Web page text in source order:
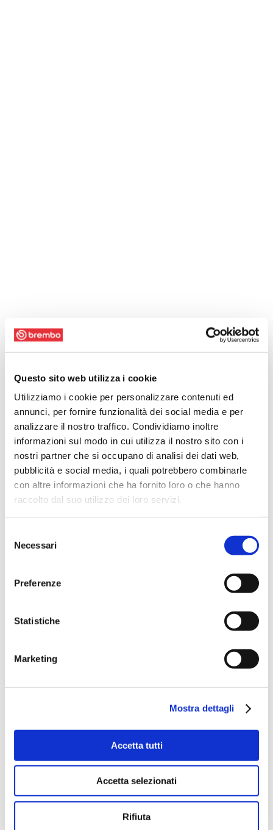
Questo sito web utilizza i cookie
Utilizziamo i cookie per personalizzare contenuti ed
annunci, per fornire funzionalità dei social media e per
analizzare il nostro traffico. Condividiamo inoltre
informazioni sul modo in cui utilizza il nostro sito con i
nostri partner che si occupano di analisi dei dati web,
pubblicità e social media, i quali potrebbero combinarle
con altre informazioni che ha fornito loro o che hanno
raccolto dal suo utilizzo dei loro servizi.
delNecessari
Preferenze
Statistiche
Marketing
Mostra dettagli
Accetta tutti
Accetta selezionati
Rifiuta